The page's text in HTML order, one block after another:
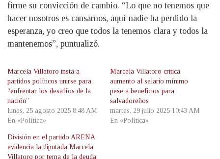
firme su convicción de cambio. “Lo que no tenemos que
hacer nosotros es cansarnos, aquí nadie ha perdido la
esperanza, yo creo que todos la tenemos clara y todos la
mantenemos”, puntualizó.
Marcela Villatoro insta a
partidos políticos unirse para
“enfrentar los desafíos de la
nación”
lunes, 25 agosto 2025 8:48 AM
En «Política»
Marcela Villatoro critica
aumento al salario mínimo
pese a beneficios para
salvadoreños
martes, 29 julio 2025 10:43 AM
En «Política»
División en el partido ARENA
evidencia la diputada Marcela
Villatoro por tema de la deuda